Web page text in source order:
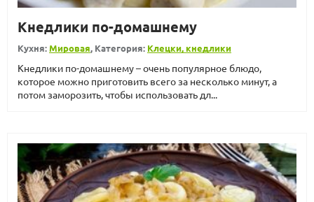
Кнедлики по-домашнему
Кухня:Мировая, Категория: Клецки, кнедлики
Кнедлики по-домашнему – очень популярное блюдо,
которое можно приготовить всего за несколько минут, а
потом заморозить, чтобы использовать дл...